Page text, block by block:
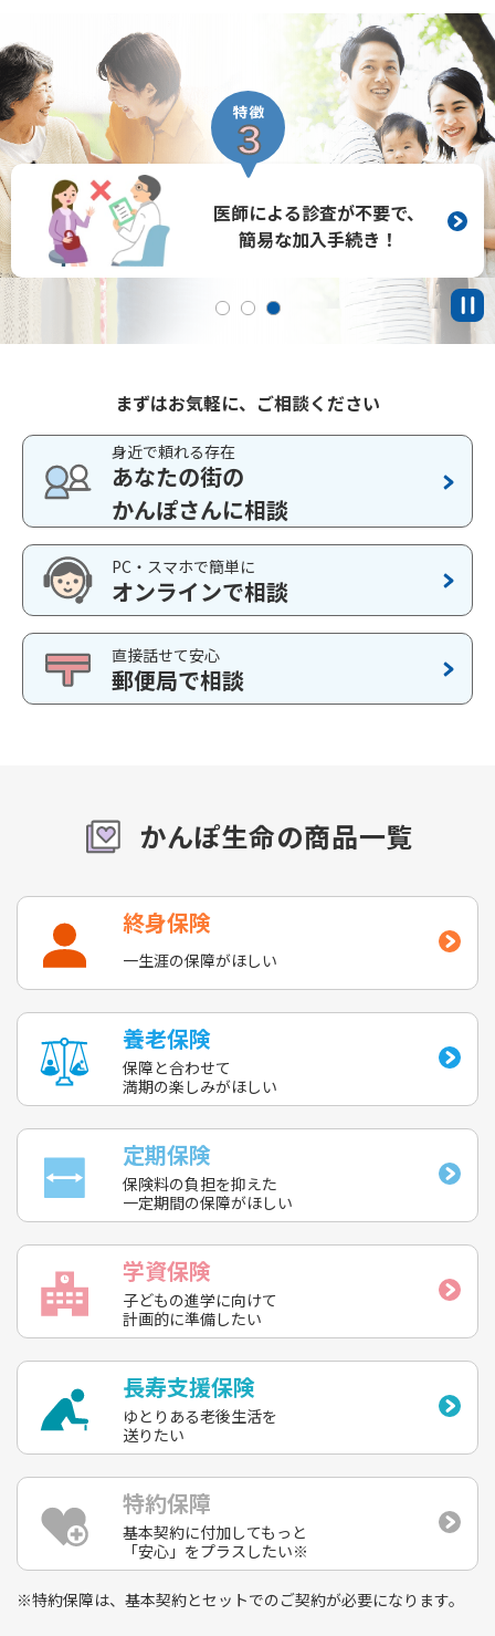
ラジオ体操・みんなの体操
ラジオ体操ポータルサイト
お客さまの声／お客さまサービス向上の取組み
かんぽジャンクション
ご住所・電話番号のご変更
契約者貸付のご請求
きっかけ・できごとから探す
保険かんたん診断
保険の知識を深める
お見積りシミュレーション
ご契約手続きの流れ
お役立ち情報
かんぽ生命の団体取扱い
安定した財務基盤で
100年以上お客さまの
生活をサポート！
日本全国どこでも
お手続き可能！
医師による診査が不要で、
簡易な加入手続き！
まずはお気軽に、ご相談ください
身近で頼れる存在
あなたの街の
かんぽさんに相談
PC・スマホで簡単に
オンラインで相談
直接話せて安心
郵便局で相談
かんぽ生命の商品一覧
終身保険
一生涯の保障がほしい
養老保険
保障と合わせて
満期の楽しみがほしい
定期保険
保険料の負担を抑えた
一定期間の保障がほしい
学資保険
子どもの進学に向けて
計画的に準備したい
長寿支援保険
ゆとりある老後生活を
送りたい
特約保障
基本契約に付加してもっと
「安心」をプラスしたい※
※特約保障は、基本契約とセットでのご契約が必要になります。